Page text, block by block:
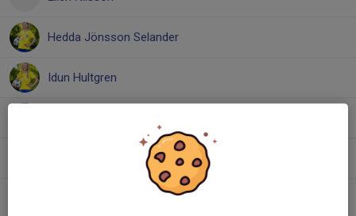
Hedda Jönsson Selander
Idun Hultgren